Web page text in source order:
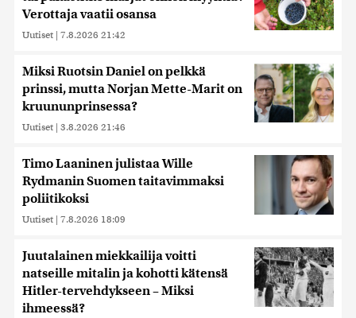
Verottaja vaatii osansa
Uutiset | 7.8.2026 21:42
Miksi Ruotsin Daniel on pelkkä
prinssi, mutta Norjan Mette-Marit on
kruununprinsessa?
Uutiset | 3.8.2026 21:46
Timo Laaninen julistaa Wille
Rydmanin Suomen taitavimmaksi
poliitikoksi
Uutiset | 7.8.2026 18:09
Juutalainen miekkailija voitti
natseille mitalin ja kohotti kätensä
Hitler-tervehdykseen – Miksi
ihmeessä?